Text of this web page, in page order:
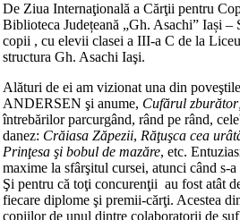
De Ziua Internaţională a Cărţii pentru
Biblioteca Județeană „Gh. Asachi” Iași –
copii , cu elevii clasei a III-a C de la
structura Gh. Asachi Iaşi.
Alături de ei am vizionat una din
ANDERSEN şi anume, Cufărul
întrebărilor parcurgând, rând pe rând,
danez: Crăiasa Zăpezii, Răţuşca cea
Prinţesa şi bobul de mazăre, etc.
maxime la sfârşitul cursei, atunci când s-
Şi pentru că toţi concurenţii au fost atât
fiecare diplome şi premii-cărţi. Acestea
copiilor de unul dintre colaboratorii de